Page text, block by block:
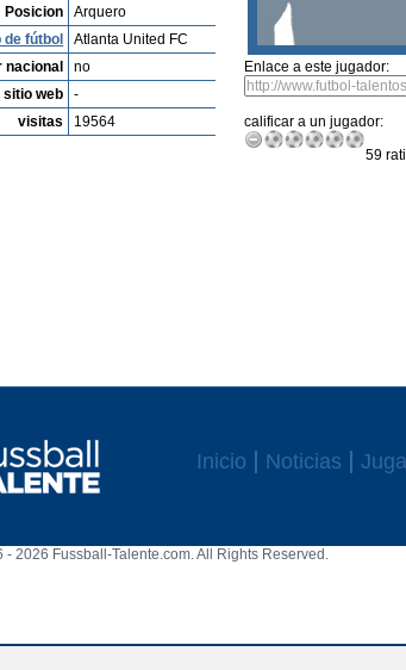
Posicion
Arquero
de fútbol
Atlanta United FC
nacional
no
sitio web
-
visitas
19564
Enlace a este jugador:
calificar a un jugador:
59
Inicio Noticias
2026 Fussball-Talente.com. All Rights Reserved.